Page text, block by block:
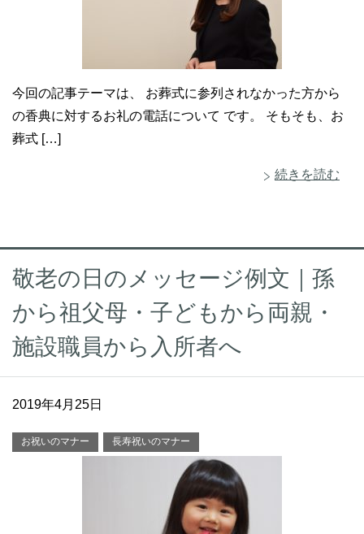
今回の記事テーマは、 お葬式に参列されなかった方から
の香典に対するお礼の電話について です。 そもそも、お
葬式 […]
続きを読む
敬老の日のメッセージ例文｜孫
から祖父母・子どもから両親・
施設職員から入所者へ
2019年4月25日
お祝いのマナー 長寿祝いのマナー